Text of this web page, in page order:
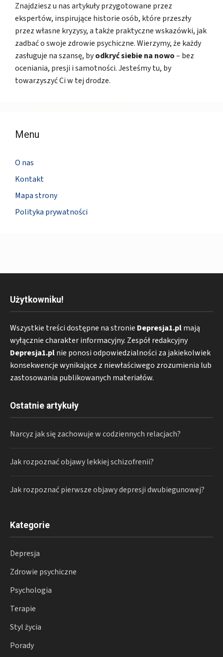
Znajdziesz u nas artykuły przygotowane przez
ekspertów, inspirujące historie osób, które przeszły
przez własne kryzysy, a także praktyczne wskazówki, jak
zadbać o swoje zdrowie psychiczne. Wierzymy, że każdy
zasługuje na szansę, byodkryć siebie na nowo– bez
oceniania, presji i samotności. Jesteśmy tu, by
towarzyszyć Ci w tej drodze.
Menu
O nas
Kontakt
Mapa strony
Polityka prywatności
Użytkowniku!
Wszystkie treści dostępne na stronie Depresja1.plmają
wyłącznie charakter informacyjny. Zespół redakcyjny
Depresja1.plnie ponosi odpowiedzialności za jakiekolwiek
konsekwencje wynikające z niewłaściwego zrozumienia lub
zastosowania publikowanych materiałów.
Ostatnie artykuły
Narcyz jak się zachowuje w codziennych relacjach?
Jak rozpoznać objawy lekkiej schizofrenii?
Jak rozpoznać pierwsze objawy depresji dwubiegunowej?
Kategorie
Depresja
Zdrowie psychiczne
Psychologia
Terapie
Styl życia
Porady